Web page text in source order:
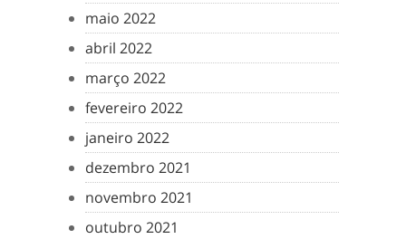
maio 2022
abril 2022
março 2022
fevereiro 2022
janeiro 2022
dezembro 2021
novembro 2021
outubro 2021